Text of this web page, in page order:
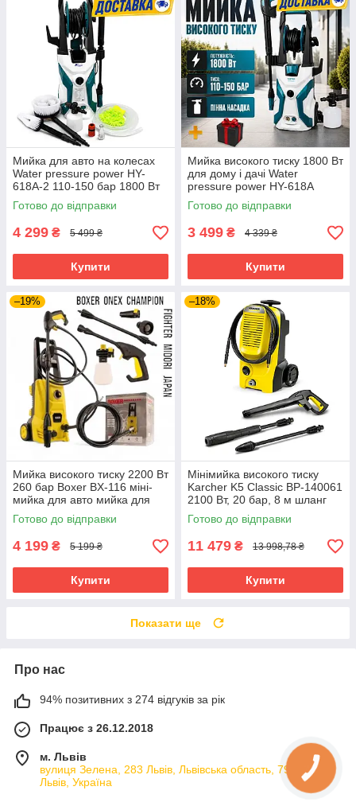
Мийка для авто на колесах
Water pressure power HY-
618A-2 110-150 бар 1800 Вт
мийка високого тиску з
аксесуарами автомийка
Готово до відправки
4 299 ₴ 5 499 ₴
Купити
Мийка високого тиску 1800 Вт
для дому і дачі Water
pressure power HY-618A
переносна мінімийка мийка
для авто
Готово до відправки
3 499 ₴ 4 339 ₴
Купити
–19%
Мийка високого тиску 2200 Вт
260 бар Boxer BX-116 міні-
мийка для авто мийка для
вело мийка для терас
Готово до відправки
4 199 ₴ 5 199 ₴
Купити
–18%
Мінімийка високого тиску
Karcher K5 Classic BP-140061
2100 Вт, 20 бар, 8 м шланг
Готово до відправки
11 479 ₴ 13 998,78 ₴
Купити
Показати ще
Про нас
94% позитивних з 274 відгуків за рік
Працює з 26.12.2018
м. Львів
вулиця Зелена, 283 Львів, Львівська область, 79066,
Львів, Україна